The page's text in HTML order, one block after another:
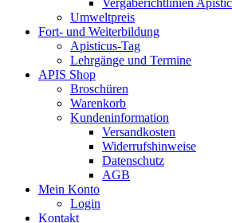
Vergaberichtlinien
Umweltpreis
Fort- und Weiterbildung
Apisticus-Tag
Lehrgänge und Termine
APIS Shop
Broschüren
Warenkorb
Kundeninformation
Versandkosten
Widerrufshinweise
Datenschutz
AGB
Mein Konto
Login
Kontakt